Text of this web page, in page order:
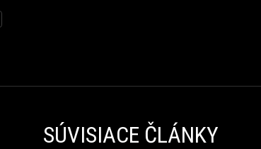
SÚVISIACE ČLÁNKY